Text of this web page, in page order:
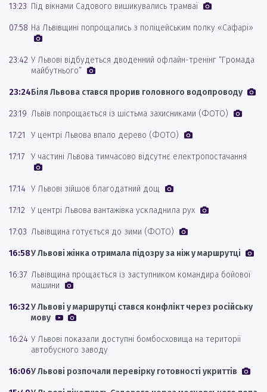
13:23 Під вікнами Садового вишикувались трамваї
07:58 На Львівщині попрощались з поліцейським полку «Сафарі»
23:42 У Львові відбудеться дводенний офлайн-тренінг “Громада
майбутнього”
23:24Біля Львова стався прорив головного водопроводу
23:19 Львів попрощається із шістьма захисниками (ФОТО)
17:21 У центрі Львова впало дерево (ФОТО)
17:17 У частині Львова тимчасово відсутнє електропостачання
17:14 У Львові зійшов благодатний дощ
17:12 У центрі Львова вантажівка ускладнила рух
17:03 Львівщина готується до зими (ФОТО)
16:58У Львові жінка отримала підозру за ніж у маршрутці
16:37 Львівщина прощається із заступником командира бойової
машини
16:32У Львові у маршрутці стався конфлікт через російську
мову
16:24 У Львові показали доступні бомбосховища на території
автобусного заводу
16:06У Львові розпочали перевірку готовності укриттів